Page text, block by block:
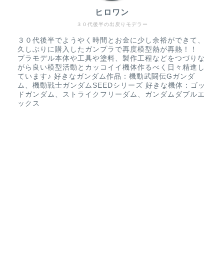
３０代後半の出戻りモデラー
ヒロワン
３０代後半でようやく時間とお金に少し余裕ができて、
久しぶりに購入したガンプラで再度模型熱が再熱！！
プラモデル本体や工具や塗料、製作工程などをつづりな
がら良い模型活動とカッコイイ機体作るべく日々精進し
ています♪ 好きなガンダム作品：機動武闘伝Gガンダ
ム、機動戦士ガンダムSEEDシリーズ 好きな機体：ゴッ
ドガンダム、ストライクフリーダム、ガンダムダブルエ
ックス